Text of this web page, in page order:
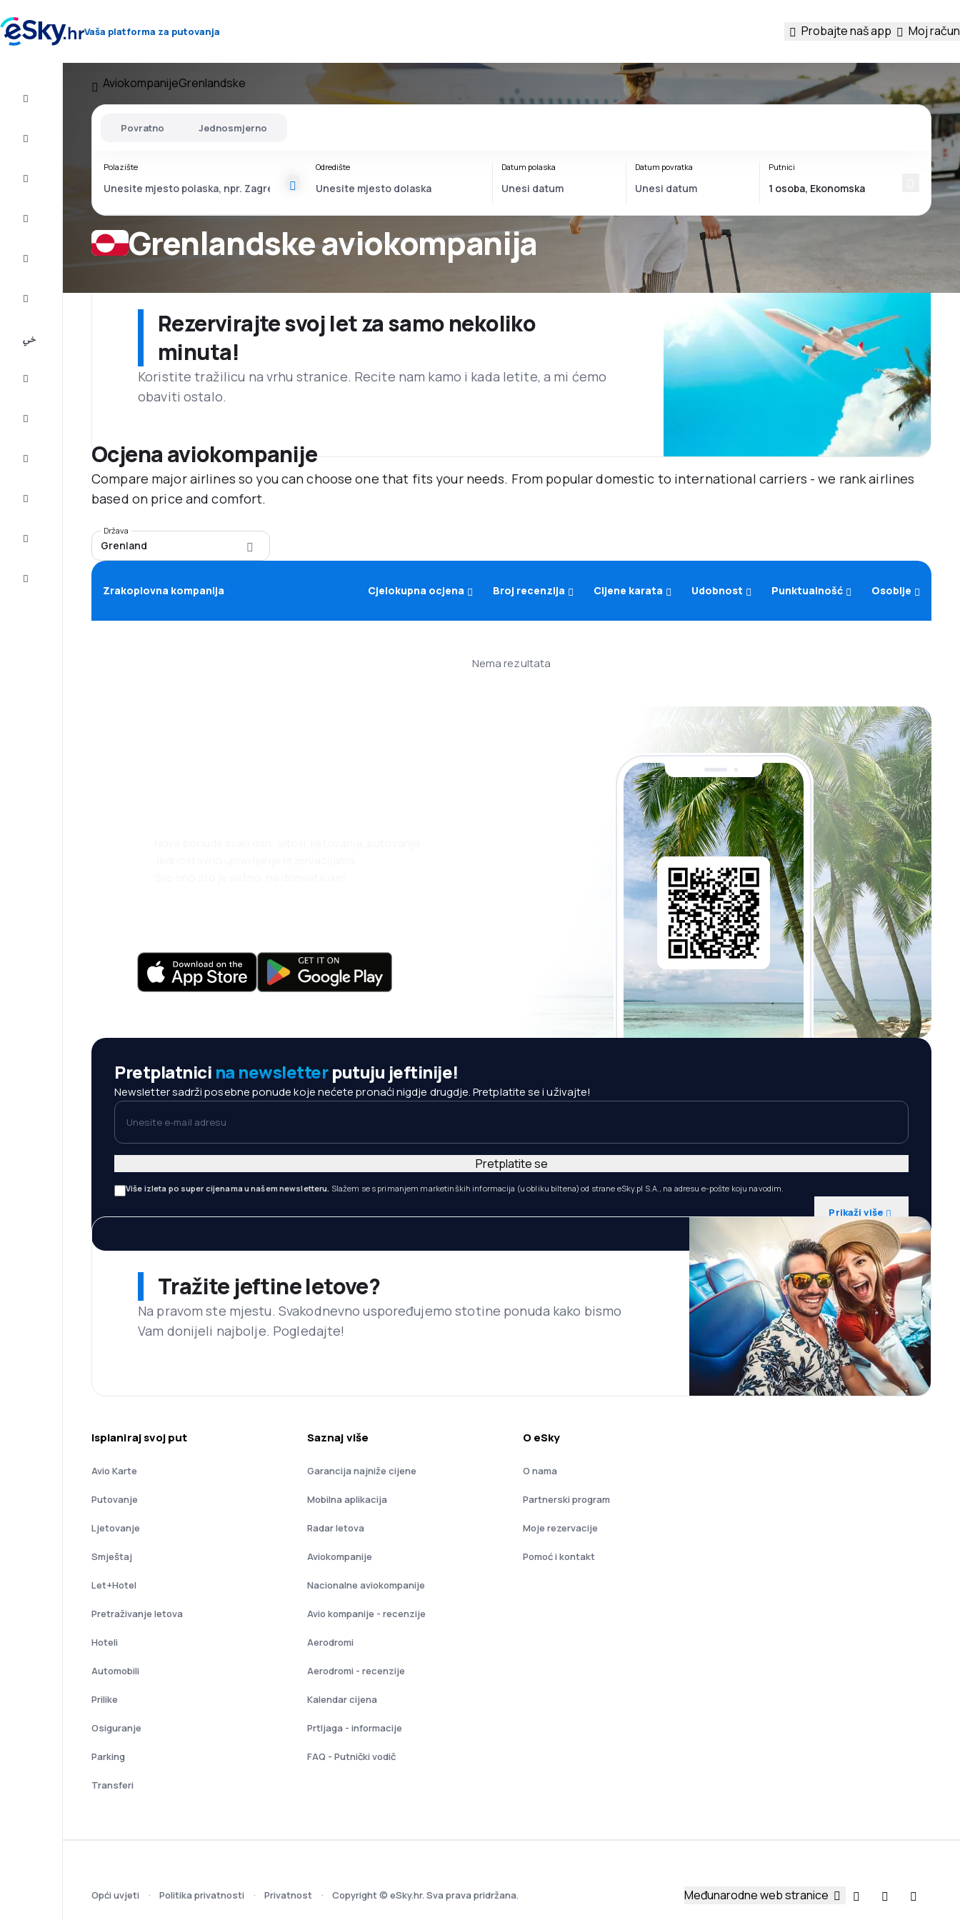
Vaša platforma za putovanja Probajte naš app Moj račun
AviokompanijeGrenlandske
Grenlandske aviokompanija
Povratno Jednosmjerno
Polazište Odredište Datum polaska Datum povratka Putnici
Rezervirajte svoj let za samo nekoliko
minuta!
Koristite tražilicu na vrhu stranice. Recite nam kamo i kada letite, a mi ćemo
obaviti ostalo.
Ocjena aviokompanije
Compare major airlines so you can choose one that fits your needs. From popular domestic to international carriers - we rank airlines
based on price and comfort.
Država
Grenland
Zrakoplovna kompanija Cjelokupna ocjena Broj recenzija Cijene karata Udobnost Punktualnošć Osoblje
Nema rezultata
Pretplatnici na newsletterputuju jeftinije!
Newsletter sadrži posebne ponude koje nećete pronaći nigdje drugdje. Pretplatite se i uživajte!
Unesite e-mail adresu
Više izleta po super cijenama u našem newsletteru. Slažem se s primanjem marketinških informacija (u obliku biltena) od strane eSky.pl S.A., na adresu e-pošte koju navodim.
Prikaži više
Pretplatite se
Tražite jeftine letove?
Na pravom ste mjestu. Svakodnevno uspoređujemo stotine ponuda kako bismo
Vam donijeli najbolje. Pogledajte!
Isplaniraj svoj put
Avio Karte
Putovanje
Ljetovanje
Smještaj
Let+Hotel
Pretraživanje letova
Hoteli
Automobili
Prilike
Osiguranje
Parking
Transferi
Saznaj više
Garancija najniže cijene
Mobilna aplikacija
Radar letova
Aviokompanije
Nacionalne aviokompanije
Avio kompanije - recenzije
Aerodromi
Aerodromi - recenzije
Kalendar cijena
Prtljaga - informacije
FAQ - Putnički vodič
O eSky
O nama
Partnerski program
Moje rezervacije
Pomoć i kontakt
Opći uvjeti Politika privatnosti Privatnost Copyright © eSky.hr. Sva prava pridržana. Međunarodne web stranice